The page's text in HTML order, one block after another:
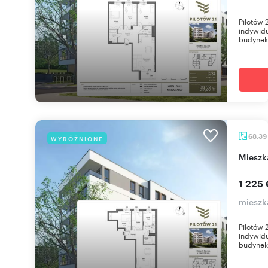
Pilotów
WYRÓŻNIONE 68,39
1 225
Pilotów